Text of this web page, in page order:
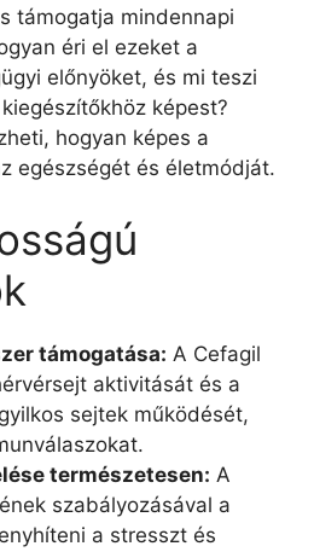
támogatja mindennapi
éri el ezeket a
előnyöket, és mi teszi
képest?
hogyan képes a
egészségét és életmódját.
támogatása: A Cefagil
aktivitását és a
sejtek működését,
természetesen: A
szabályozásával a
a stresszt és